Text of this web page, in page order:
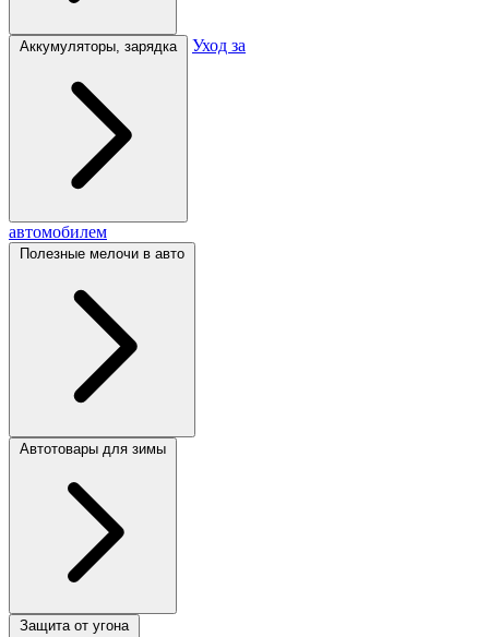
Аккумуляторы, зарядка Уход за
автомобилем
Полезные мелочи в авто
Автотовары для зимы
Защита от угона